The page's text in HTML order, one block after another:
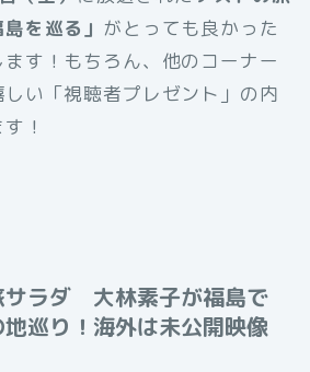
を巡る」 がとっても良かった
す！もちろん、他のコーナー
い「視聴者プレゼント」の内
！
サラダ 大林素子が福島で
巡り！海外は未公開映像